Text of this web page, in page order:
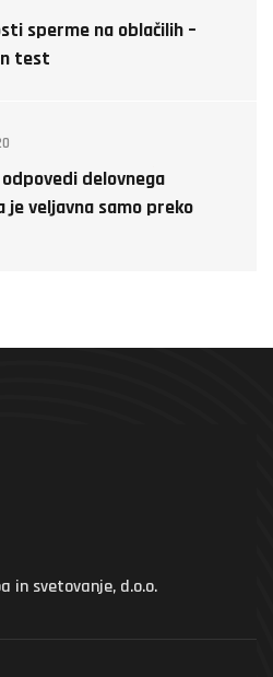
sperme na oblačilih –
test
delovnega
je veljavna samo preko
in svetovanje, d.o.o.